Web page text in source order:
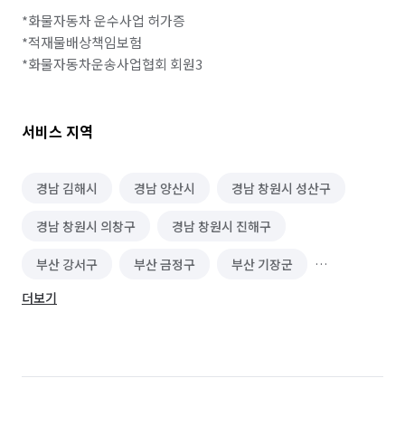
*화물자동차 운수사업 허가증
*적재물배상책임보험
*화물자동차운송사업협회 회원3
서비스 지역
경남 김해시 경남 양산시 경남 창원시 성산구
경남 창원시 의창구 경남 창원시 진해구
부산 강서구 부산 금정구 부산 기장군
부산 남구
부산 사하구 부산 서구 부산 수영구
더보기